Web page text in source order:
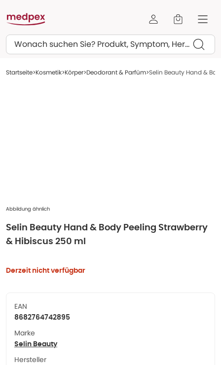
Suchen
Startseite Kosmetik Körper Deodorant & Parfüm Selin Beauty Hand &
Abbildung ähnlich
Selin Beauty Hand & Body Peeling Strawberry
& Hibiscus 250 ml
Derzeit nicht verfügbar
EAN
8682764742895
Marke
Selin Beauty
Hersteller